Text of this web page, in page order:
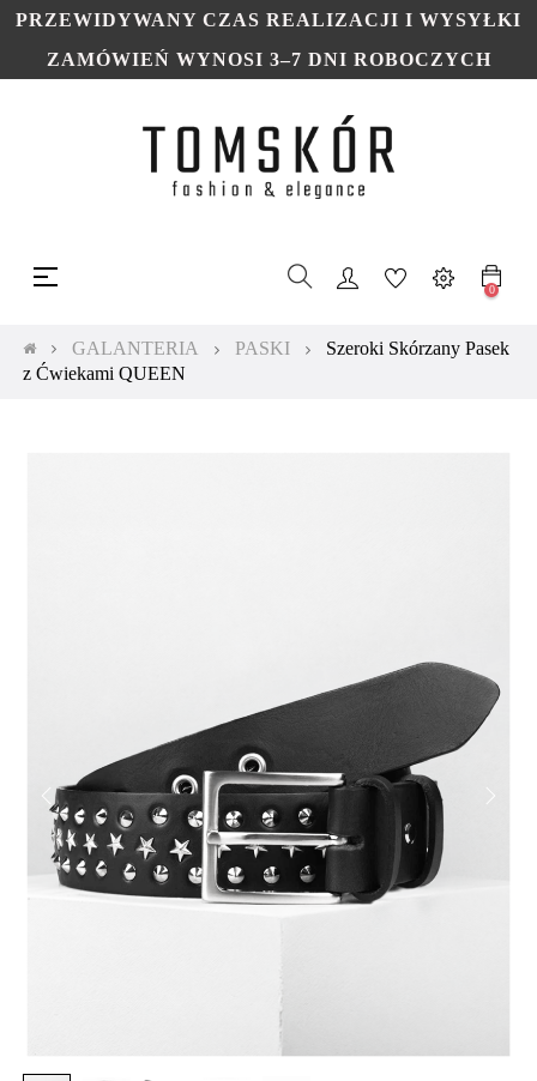
PRZEWIDYWANY CZAS REALIZACJI I WYSYŁKI
ZAMÓWIEŃ WYNOSI 3–7 DNI ROBOCZYCH
Toggle
navigation
☰
0
GALANTERIA PASKI
Szeroki Skórzany Pasek
z Ćwiekami QUEEN